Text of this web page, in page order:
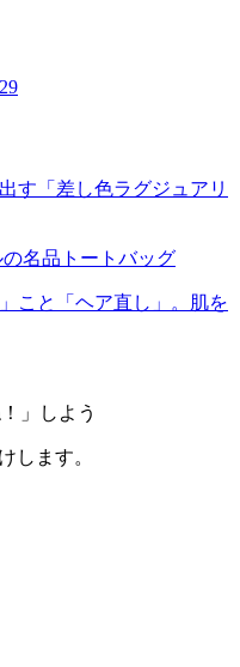
す「差し色ラグジュアリ
名品トートバッグ
こと「ヘア直し」。肌を
」しよう
します。